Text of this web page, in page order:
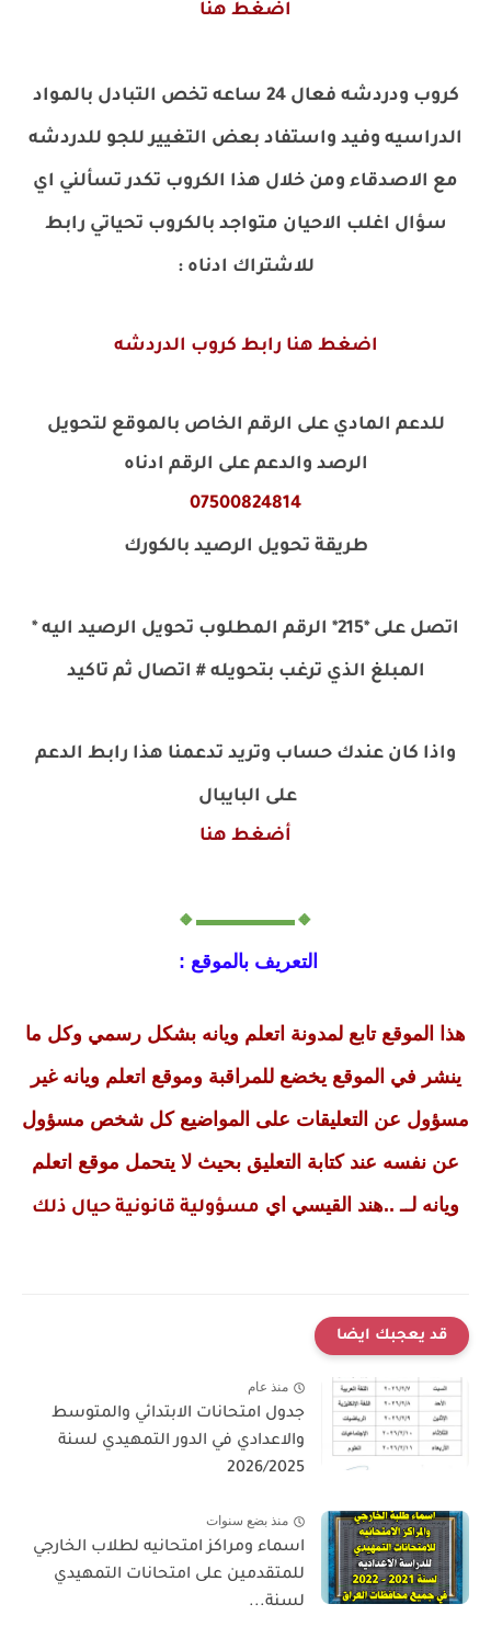
اضغط هنا
كروب ودردشه فعال 24 ساعه تخص التبادل بالمواد
الدراسيه وفيد واستفاد بعض التغيير للجو للدردشه
مع الاصدقاء ومن خلال هذا الكروب تكدر تسألني اي
سؤال اغلب الاحيان متواجد بالكروب تحياتي رابط
للاشتراك ادناه:
اضغط هنا رابط كروب الدردشه
للدعم المادي على الرقم الخاص بالموقع لتحويل
الرصد والدعم على الرقم ادناه
07500824814
طريقة تحويل الرصيد بالكورك
اتصل على *215* الرقم المطلوب تحويل الرصيد اليه *
المبلغ الذي ترغب بتحويله # اتصال ثم تاكيد
واذا كان عندك حساب وتريد تدعمنا هذا رابط الدعم
على البايبال
أضغط هنا
🔸▬▬▬▬▬🔸
التعريف بالموقع :
هذا الموقع تابع لمدونة اتعلم ويانه بشكل رسمي وكل ما
ينشر في الموقع يخضع للمراقبة وموقع اتعلم ويانه غير
مسؤول عن التعليقات على المواضيع كل شخص مسؤول
عن نفسه عند كتابة التعليق بحيث لا يتحمل موقع اتعلم
ويانه لــ ..هند القيسي اي مسؤولية قانونية حيال ذلك
قد يعجبك ايضا
منذ عام
جدول امتحانات الابتدائي والمتوسط
والاعدادي في الدور التمهيدي لسنة
2026/2025
منذ بضع سنوات
اسماء ومراكز امتحانيه لطلاب الخارجي
للمتقدمين على امتحانات التمهيدي
لسنة...